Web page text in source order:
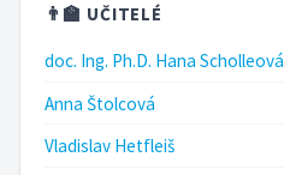
👨‍🏫 UČITELÉ
doc. Ing. Ph.D. Hana Scholleová
Anna Štolcová
Vladislav Hetfleiš